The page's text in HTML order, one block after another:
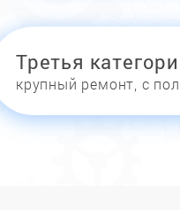
Третья
крупный ремонт, с